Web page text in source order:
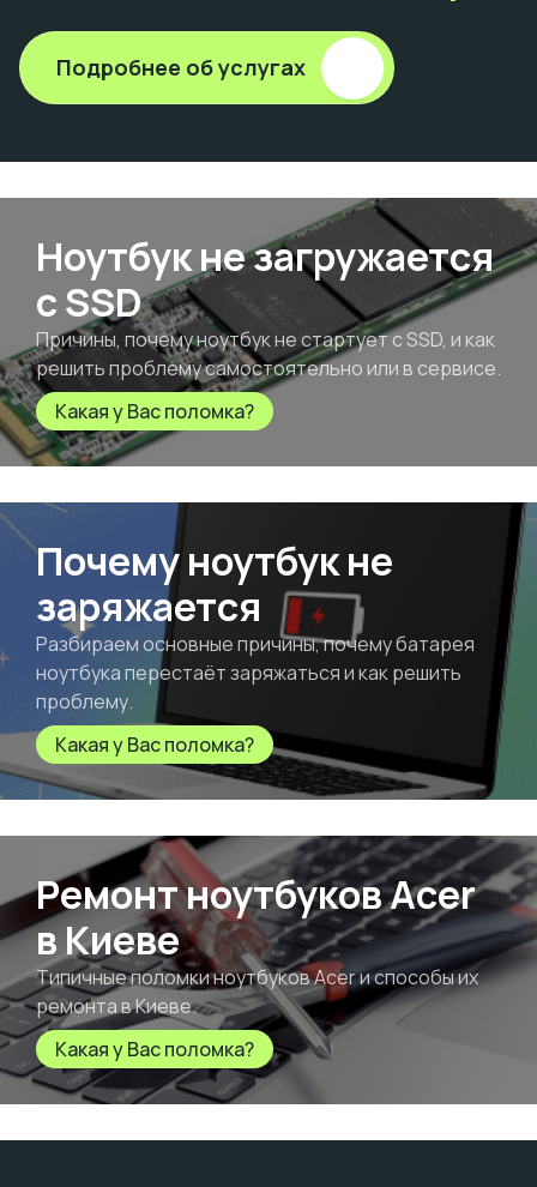
Подробнее об услугах
Ноутбук не загружается
с SSD
Причины, почему ноутбук не стартует с SSD, и как
решить проблему самостоятельно или в сервисе.
Какая у Вас поломка?
Почему ноутбук не
заряжается
Разбираем основные причины, почему батарея
ноутбука перестаёт заряжаться и как решить
проблему.
Какая у Вас поломка?
Ремонт ноутбуков Acer
в Киеве
Типичные поломки ноутбуков Acer и способы их
ремонта в Киеве.
Какая у Вас поломка?